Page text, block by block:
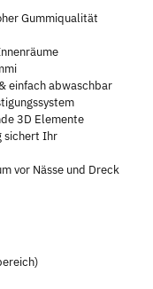
Gummiqualität
einfach abwaschbar
3D Elemente
sichert Ihr
vor Nässe und Dreck